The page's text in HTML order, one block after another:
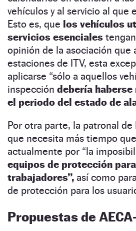
vehículos y al servicio al que
Esto es, que los vehículos
servicios esenciales
opinión de la asociación que
estaciones de ITV, esta
aplicarse “sólo a aquellos
inspección debería
el periodo del estado de
Por otra parte, la patronal de
que necesita más tiempo
actualmente por “la
equipos de protección
trabajadores”, así como
de protección para los
Propuestas de